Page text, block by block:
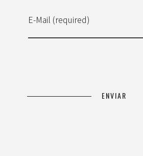
E-Mail (required)